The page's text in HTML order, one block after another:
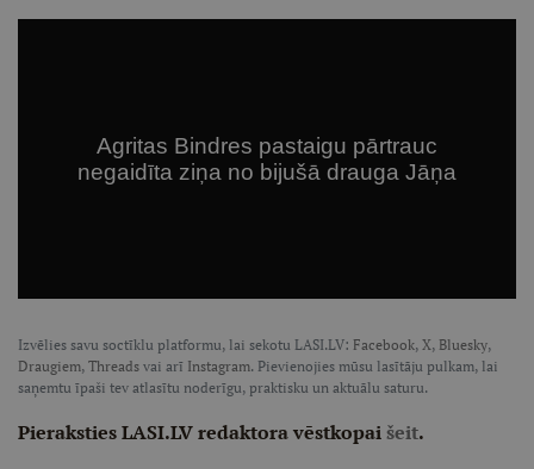
Izvēlies savu soctīklu platformu, lai sekotu LASI.LV: Facebook, X, Bluesky,
Draugiem, Threads vai arī Instagram. Pievienojies mūsu lasītāju pulkam, lai
saņemtu īpaši tev atlasītu noderīgu, praktisku un aktuālu saturu.
Pieraksties LASI.LV redaktora vēstkopaišeit.